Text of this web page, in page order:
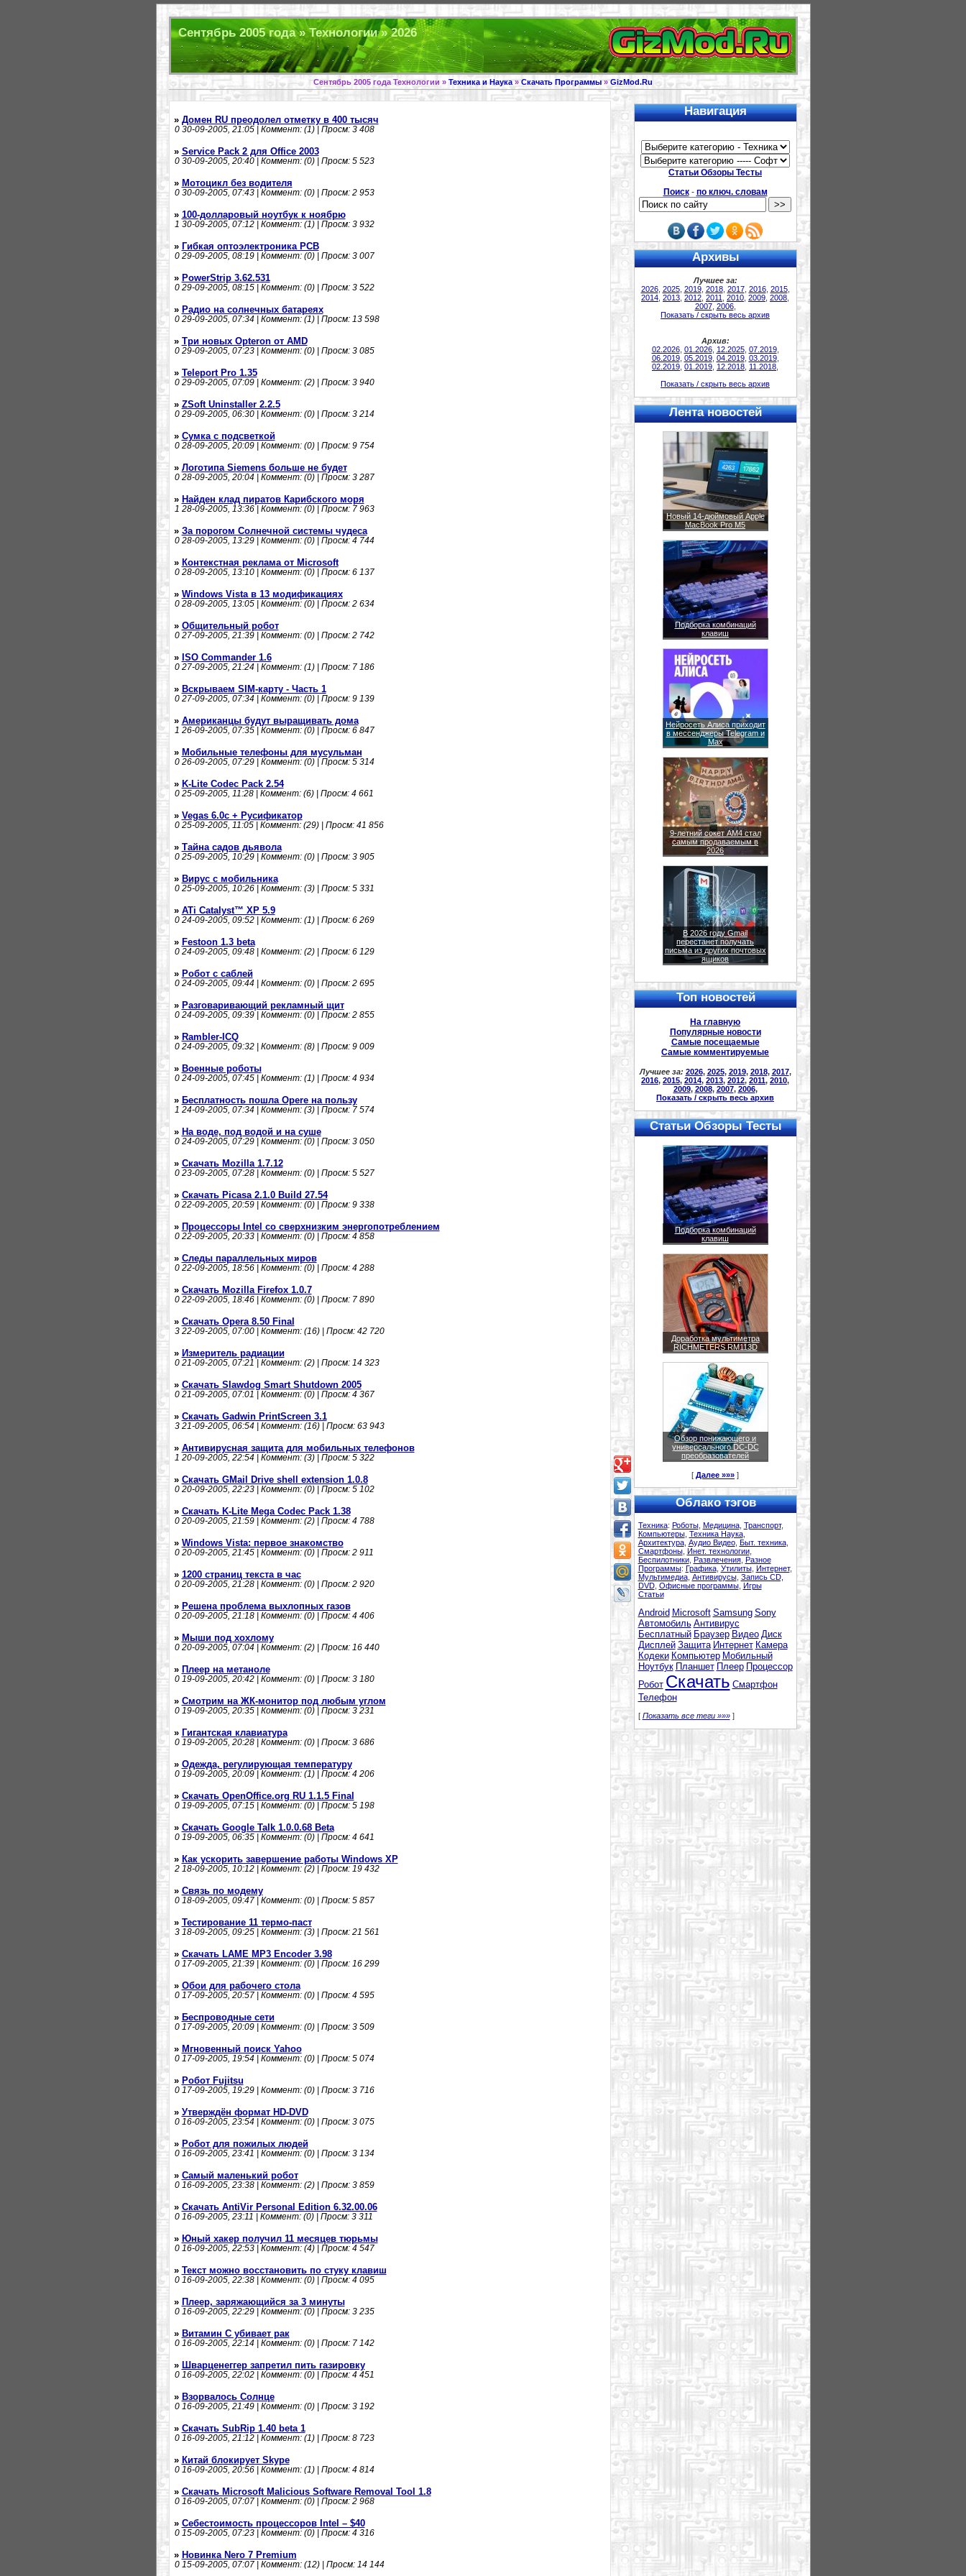
Сентябрь 2005 года » Технологии » 2026
Сентябрь 2005 года Технологии » Техника и Наука» Скачать Программы»GizMod.Ru
» Домен RU преодолел отметку в 400 тысяч
030-09-2005, 21:05 | Коммент: (1) | Просм: 3 408
» Service Pack 2 для Office 2003
030-09-2005, 20:40 | Коммент: (0) | Просм: 5 523
» Мотоцикл без водителя
030-09-2005, 07:43 | Коммент: (0) | Просм: 2 953
» 100-долларовый ноутбук к ноябрю
1 30-09-2005, 07:12 | Коммент: (1) | Просм: 3 932
» Гибкая оптоэлектроника PCB
029-09-2005, 08:19 | Коммент: (0) | Просм: 3 007
» PowerStrip 3.62.531
029-09-2005, 08:15 | Коммент: (0) | Просм: 3 522
» Радио на солнечных батареях
029-09-2005, 07:34 | Коммент: (1) | Просм: 13 598
» Три новых Opteron от AMD
029-09-2005, 07:23 | Коммент: (0) | Просм: 3 085
» Teleport Pro 1.35
029-09-2005, 07:09 | Коммент: (2) | Просм: 3 940
» ZSoft Uninstaller 2.2.5
029-09-2005, 06:30 | Коммент: (0) | Просм: 3 214
» Сумка с подсветкой
028-09-2005, 20:09 | Коммент: (0) | Просм: 9 754
» Логотипа Siemens больше не будет
028-09-2005, 20:04 | Коммент: (0) | Просм: 3 287
» Найден клад пиратов Карибского моря
1 28-09-2005, 13:36 | Коммент: (0) | Просм: 7 963
» За порогом Солнечной системы чудеса
028-09-2005, 13:29 | Коммент: (0) | Просм: 4 744
» Контекстная реклама от Microsoft
028-09-2005, 13:10 | Коммент: (0) | Просм: 6 137
» Windows Vista в 13 модификациях
028-09-2005, 13:05 | Коммент: (0) | Просм: 2 634
» Общительный робот
027-09-2005, 21:39 | Коммент: (0) | Просм: 2 742
» ISO Commander 1.6
027-09-2005, 21:24 | Коммент: (1) | Просм: 7 186
» Вскрываем SIM-карту - Часть 1
027-09-2005, 07:34 | Коммент: (0) | Просм: 9 139
» Американцы будут выращивать дома
1 26-09-2005, 07:35 | Коммент: (0) | Просм: 6 847
» Мобильные телефоны для мусульман
026-09-2005, 07:29 | Коммент: (0) | Просм: 5 314
» K-Lite Codec Pack 2.54
025-09-2005, 11:28 | Коммент: (6) | Просм: 4 661
» Vegas 6.0c + Русификатор
025-09-2005, 11:05 | Коммент: (29) | Просм: 41 856
» Тайна садов дьявола
025-09-2005, 10:29 | Коммент: (0) | Просм: 3 905
» Вирус с мобильника
025-09-2005, 10:26 | Коммент: (3) | Просм: 5 331
» ATi Catalyst™ XP 5.9
024-09-2005, 09:52 | Коммент: (1) | Просм: 6 269
» Festoon 1.3 beta
024-09-2005, 09:48 | Коммент: (2) | Просм: 6 129
» Робот с саблей
024-09-2005, 09:44 | Коммент: (0) | Просм: 2 695
» Разговаривающий рекламный щит
024-09-2005, 09:39 | Коммент: (0) | Просм: 2 855
» Rambler-ICQ
024-09-2005, 09:32 | Коммент: (8) | Просм: 9 009
» Военные роботы
024-09-2005, 07:45 | Коммент: (1) | Просм: 4 934
» Бесплатность пошла Opere на пользу
1 24-09-2005, 07:34 | Коммент: (3) | Просм: 7 574
» На воде, под водой и на суше
024-09-2005, 07:29 | Коммент: (0) | Просм: 3 050
» Скачать Mozilla 1.7.12
023-09-2005, 07:28 | Коммент: (0) | Просм: 5 527
» Скачать Picasa 2.1.0 Build 27.54
022-09-2005, 20:59 | Коммент: (0) | Просм: 9 338
» Процессоры Intel со сверхнизким энергопотреблением
022-09-2005, 20:33 | Коммент: (0) | Просм: 4 858
» Следы параллельных миров
022-09-2005, 18:56 | Коммент: (0) | Просм: 4 288
» Скачать Mozilla Firefox 1.0.7
022-09-2005, 18:46 | Коммент: (0) | Просм: 7 890
» Скачать Opera 8.50 Final
322-09-2005, 07:00 | Коммент: (16) | Просм: 42 720
» Измеритель радиации
021-09-2005, 07:21 | Коммент: (2) | Просм: 14 323
» Скачать Slawdog Smart Shutdown 2005
021-09-2005, 07:01 | Коммент: (0) | Просм: 4 367
» Скачать Gadwin PrintScreen 3.1
321-09-2005, 06:54 | Коммент: (16) | Просм: 63 943
» Антивирусная защита для мобильных телефонов
1 20-09-2005, 22:54 | Коммент: (3) | Просм: 5 322
» Скачать GMail Drive shell extension 1.0.8
020-09-2005, 22:23 | Коммент: (0) | Просм: 5 102
» Скачать K-Lite Mega Codec Pack 1.38
020-09-2005, 21:59 | Коммент: (2) | Просм: 4 788
» Windows Vista: первое знакомство
020-09-2005, 21:45 | Коммент: (0) | Просм: 2 911
» 1200 страниц текста в час
020-09-2005, 21:28 | Коммент: (0) | Просм: 2 920
» Решена проблема выхлопных газов
020-09-2005, 21:18 | Коммент: (0) | Просм: 4 406
» Мыши под хохлому
020-09-2005, 07:04 | Коммент: (2) | Просм: 16 440
» Плеер на метаноле
019-09-2005, 20:42 | Коммент: (0) | Просм: 3 180
» Смотрим на ЖК-монитор под любым углом
019-09-2005, 20:35 | Коммент: (0) | Просм: 3 231
» Гигантская клавиатура
019-09-2005, 20:28 | Коммент: (0) | Просм: 3 686
» Одежда, регулирующая температуру
019-09-2005, 20:09 | Коммент: (1) | Просм: 4 206
» Скачать OpenOffice.org RU 1.1.5 Final
019-09-2005, 07:15 | Коммент: (0) | Просм: 5 198
» Скачать Google Talk 1.0.0.68 Beta
019-09-2005, 06:35 | Коммент: (0) | Просм: 4 641
» Как ускорить завершение работы Windows XP
218-09-2005, 10:12 | Коммент: (2) | Просм: 19 432
» Связь по модему
018-09-2005, 09:47 | Коммент: (0) | Просм: 5 857
» Тестирование 11 термо-паст
318-09-2005, 09:25 | Коммент: (3) | Просм: 21 561
» Скачать LAME MP3 Encoder 3.98
017-09-2005, 21:39 | Коммент: (0) | Просм: 16 299
» Обои для рабочего стола
017-09-2005, 20:57 | Коммент: (0) | Просм: 4 595
» Беспроводные сети
017-09-2005, 20:09 | Коммент: (0) | Просм: 3 509
» Мгновенный поиск Yahoo
017-09-2005, 19:54 | Коммент: (0) | Просм: 5 074
» Робот Fujitsu
017-09-2005, 19:29 | Коммент: (0) | Просм: 3 716
» Утверждён формат HD-DVD
016-09-2005, 23:54 | Коммент: (0) | Просм: 3 075
» Робот для пожилых людей
016-09-2005, 23:41 | Коммент: (0) | Просм: 3 134
» Самый маленький робот
016-09-2005, 23:38 | Коммент: (2) | Просм: 3 859
» Скачать AntiVir Personal Edition 6.32.00.06
016-09-2005, 23:11 | Коммент: (0) | Просм: 3 311
» Юный хакер получил 11 месяцев тюрьмы
016-09-2005, 22:53 | Коммент: (4) | Просм: 4 547
» Текст можно восстановить по стуку клавиш
016-09-2005, 22:38 | Коммент: (0) | Просм: 4 095
» Плеер, заряжающийся за 3 минуты
016-09-2005, 22:29 | Коммент: (0) | Просм: 3 235
» Витамин С убивает рак
016-09-2005, 22:14 | Коммент: (0) | Просм: 7 142
» Шварценеггер запретил пить газировку
016-09-2005, 22:02 | Коммент: (0) | Просм: 4 451
» Взорвалось Солнце
016-09-2005, 21:49 | Коммент: (0) | Просм: 3 192
» Скачать SubRip 1.40 beta 1
016-09-2005, 21:12 | Коммент: (1) | Просм: 8 723
» Китай блокирует Skype
016-09-2005, 20:56 | Коммент: (1) | Просм: 4 814
» Скачать Microsoft Malicious Software Removal Tool 1.8
016-09-2005, 07:07 | Коммент: (0) | Просм: 2 968
» Себестоимость процессоров Intel – $40
015-09-2005, 07:23 | Коммент: (0) | Просм: 4 316
» Новинка Nero 7 Premium
015-09-2005, 07:07 | Коммент: (12) | Просм: 14 144
Навигация
Статьи Обзоры Тесты
Поиск- по ключ. словам
Архивы
Лучшее за:
2026, 2025, 2019, 2018, 2017, 2016, 2015,
2014 2013 2012 2011 2010 2009 2008
2007, 2006,
Показать / скрыть весь архив
Архив:
02.2026, 01.2026, 12.2025, 07.2019,
06.2019, 05.2019, 04.2019, 03.2019,
02.2019 01.2019 12.2018 11.2018
Показать / скрыть весь архив
Лента новостей
Новый 14-дюймовый Apple
MacBook Pro M5
Подборка комбинаций
клавиш
Нейросеть Алиса приходит
в мессенджеры Telegram и
Max
9-летний сокет AM4 стал
самым продаваемым в
2026
В 2026 году Gmail
перестанет получать
письма из других почтовых
ящиков
Топ новостей
На главную
Популярные новости
Самые посещаемые
Самые комментируемые
Лучшее за: 2026, 2025, 2019, 2018, 2017,
2016, 2015, 2014, 2013, 2012, 2011, 2010,
2009, 2008, 2007, 2006,
Показать / скрыть весь архив
Статьи Обзоры Тесты
Подборка комбинаций
клавиш
Доработка мультиметра
RICHMETERS RM113D
Обзор понижающего и
универсального DC-DC
преобразователей
[ Далее »»» ]
Облако тэгов
Техника: Роботы, Медицина, Транспорт,
Компьютеры, Техника Наука,
Архитектура, Аудио Видео, Быт. техника,
Смартфоны, Инет. технологии,
Беспилотники, Развлечения, Разное
Программы: Графика, Утилиты, Интернет,
Мультимедиа, Антивирусы, Запись CD,
DVD, Офисные программы, Игры
Статьи
Android Microsoft Samsung Sony
Автомобиль Антивирус
Бесплатный Браузер Видео Диск
Дисплей Защита Интернет Камера
Кодеки Компьютер Мобильный
Ноутбук Планшет Плеер Процессор
Робот Скачать Смартфон
Телефон
[ Показать все теги »»»]